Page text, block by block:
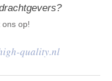
ons op!
quality.nl